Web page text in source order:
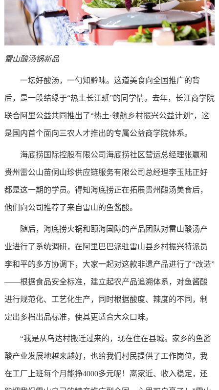
雷山酸汤锅新品
一坛好酸汤，一勺知黔味。这道美食向全国推广的背
后，是一段结缘于“热土长江班”的同学情。去年，长江商学院
联合阿里公益共同推出了“热土·领航乡村振兴公益计划”，这
是国内首个面向三农人才推出的专属公益商学院体系。
海底捞国际控股有限公司海底捞社区营运总经理张赢和
贵州雷公山苗侗山珍供应链服务有限公司总经理李玉陆正好
都是这一期的学员。得知海底捞正在拓展贵州酸汤美食后，
他们向公司推荐了来自雷山的鱼酱酸。
随后，海底捞火锅和颐海国际的产品团队对雷山酸汤产
业进行了系统调研，在阿里巴巴派驻雷山县乡村振兴特派员
李和平的多方协调下，大家一起对这款非遗产品进行了“改造”
——根据食品安全标准，建立起农产品追溯体系，对鱼酱酸
进行规范化、工艺化生产，同时根据酸度、辣度的不同，制
定出多档出品标准，使其更适合大众口味。
“我是从乌达村搬迁过来的，现在住在县城。家乡的鱼酱
酸产业发展地越来越好，也给我们村民提供了工作岗位，我
在工厂上班每个月能挣4000多元呢！离家近、收入稳定，还